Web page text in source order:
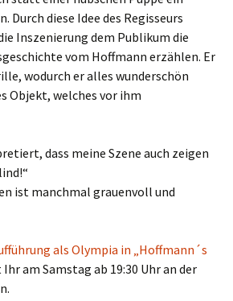
Durch diese Idee des Regisseurs
Inszenierung dem Publikum die
vom Hoffmann erzählen. Er
wodurch er alles wunderschön
Objekt, welches vor ihm
dass meine Szene auch zeigen
ist manchmal grauenvoll und
als Olympia in „Hoffmann´s
am Samstag ab 19:30 Uhr an der